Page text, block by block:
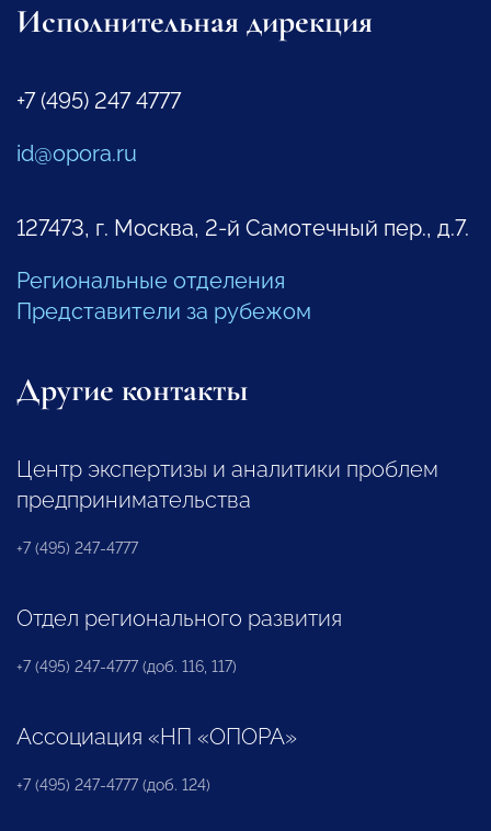
Исполнительная дирекция
+7 (495) 247 4777
id@opora.ru
127473, г. Москва, 2-й Самотечный пер., д.7.
Региональные отделения
Представители за рубежом
Другие контакты
Центр экспертизы и аналитики проблем
предпринимательства
+7 (495) 247-4777
Отдел регионального развития
+7 (495) 247-4777 (доб. 116, 117)
Ассоциация «НП «ОПОРА»
+7 (495) 247-4777 (доб. 124)